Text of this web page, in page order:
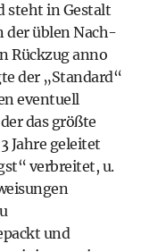
steht in Gestalt
der üblen Nach­
Rückzug anno
der „Standard“
eventuell
das größte
Jahre geleitet
verbreitet, u.
und